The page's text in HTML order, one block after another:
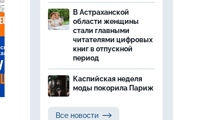
В Астраханской
области женщины
стали главными
читателями цифровых
книг в отпускной
период
Каспийская неделя
моды покорила Париж
Все новости